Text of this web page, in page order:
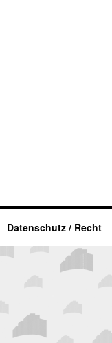
Datenschutz / Recht